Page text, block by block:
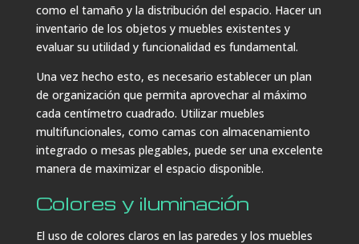
como el tamaño y la distribución del espacio. Hacer un
inventario de los objetos y muebles existentes y
evaluar su utilidad y funcionalidad es fundamental.
Una vez hecho esto, es necesario establecer un plan
de organización que permita aprovechar al máximo
cada centímetro cuadrado. Utilizar muebles
multifuncionales, como camas con almacenamiento
integrado o mesas plegables, puede ser una excelente
manera de maximizar el espacio disponible.
Colores y iluminación
El uso de colores claros en las paredes y los muebles